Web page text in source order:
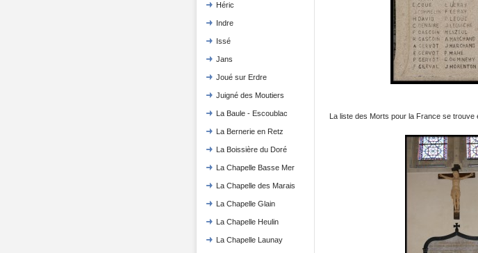
Héric
Indre
Issé
Jans
Joué sur Erdre
Juigné des Moutiers
La Baule - Escoublac
La Bernerie en Retz
La Boissière du Doré
La Chapelle Basse Mer
La Chapelle des Marais
La Chapelle Glain
La Chapelle Heulin
La Chapelle Launay
La liste des Morts pour la France se trouve